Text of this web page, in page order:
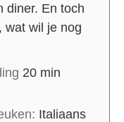
diner. En toch
wat wil je nog
20 min
Italiaans